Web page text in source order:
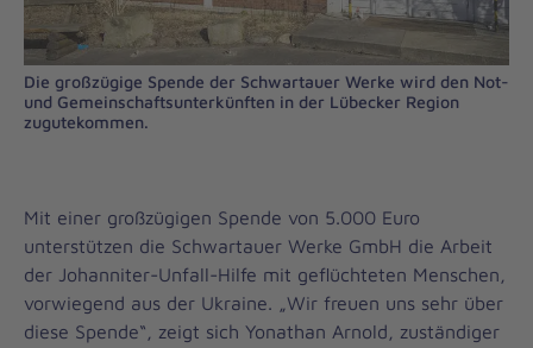
Die großzügige Spende der Schwartauer Werke wird den Not-
und Gemeinschaftsunterkünften in der Lübecker Region
zugutekommen.
Mit einer großzügigen Spende von 5.000 Euro
unterstützen die Schwartauer Werke GmbH die Arbeit
der Johanniter-Unfall-Hilfe mit geflüchteten Menschen,
vorwiegend aus der Ukraine. „Wir freuen uns sehr über
diese Spende“, zeigt sich Yonathan Arnold, zuständiger